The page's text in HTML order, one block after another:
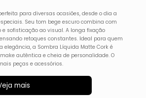
para diversas ocasiões, desde o dia a
Seu tom bege escuro combina com
sofisticação ao visual. A longa fixação
retoques constantes. Ideal para quem
a Sombra Líquida Matte Cork é
autêntica e cheia de personalidade. O
peças e acessórios.
mais